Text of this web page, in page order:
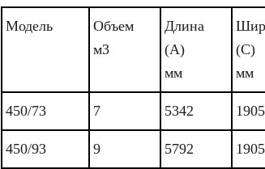
Модель
Объем
м3
Длина
(А)
мм
(С)
мм
450/73 7 5342 1905
450/93 9 5792 1905